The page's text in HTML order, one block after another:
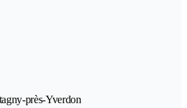
près-Yverdon